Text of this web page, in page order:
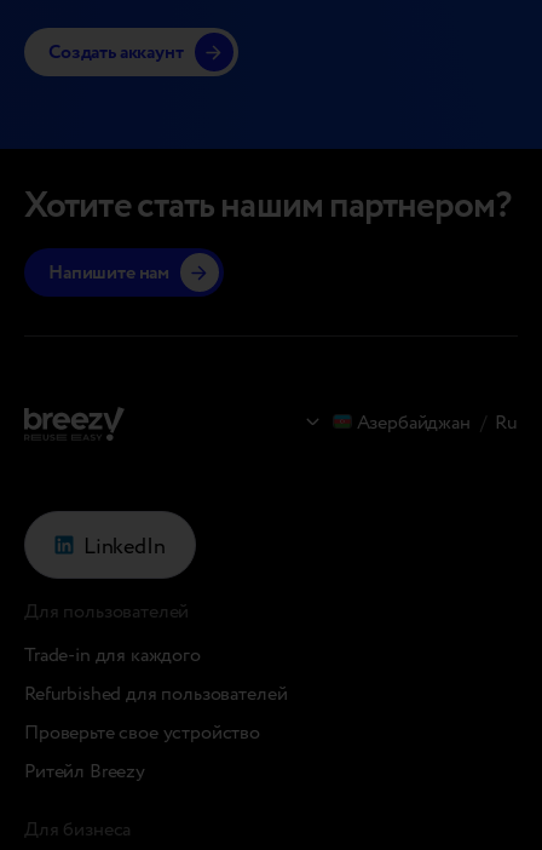
Создать аккаунт
Азербайджан / Ru
Хотите стать нашим партнером?
Напишите нам
LinkedIn
Для пользователей
Trade-in для каждого
Refurbished для пользователей
Проверьте свое устройство
Ритейл Breezy
Для бизнеса